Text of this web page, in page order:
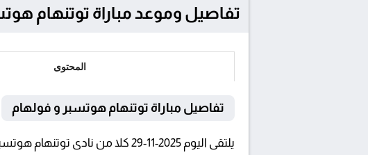
تفاصيل وموعد مباراة توتنهام هوتسبر و فولهام بتاريخ
المحتوى
تفاصيل مباراة توتنهام هوتسبر و فولهام
يلتقى اليوم 2025-11-29 كلا من نادى توتنهام هوتسبر و فولهام فى بطولة الدوري الإنجليزي فى تمام الساعة 23:00 بتوقيت القاهرة و 23:00.